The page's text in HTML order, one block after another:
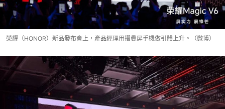
榮耀（HONOR）新品發布會上，產品經理用摺疊屏手機做引體上升。（微博）